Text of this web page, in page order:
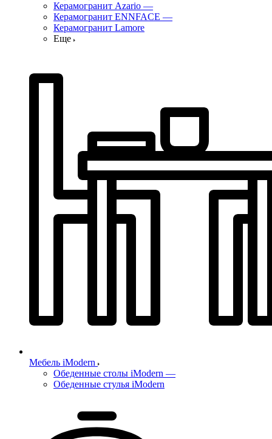
Керамогранит Azario —
Керамогранит ENNFACE —
Керамогранит Lamore
Еще
Мебель iModern
Обеденные столы iModern —
Обеденные стулья iModern